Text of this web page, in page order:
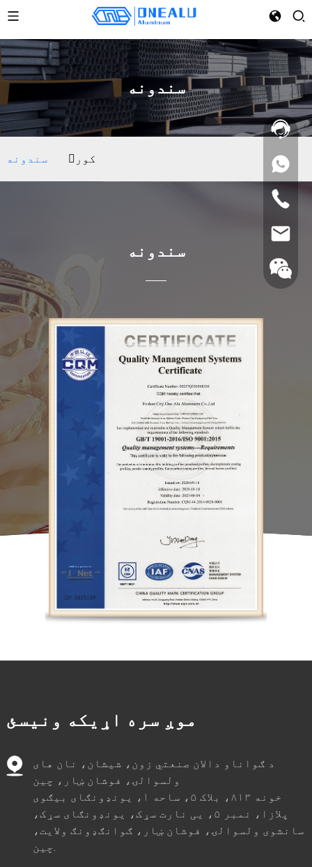
سندونه
کور سندونه
سندونه
موږ سره اړیکه ونیسئ
د ګواناو دالان صنعتي زون، شیشان، نان های
ولسوالۍ، فوشان ښار، چین
خونه ۸۱۳، بلاک ۵، ساحه ۱، یونډونګای بیګوی
پلازا، نمبر ۵، یی نارت سړک، یونډونګای سړک،
سانشوی ولسوالۍ، فوشان ښار، ګوانګډونګ ولایت،
چین.